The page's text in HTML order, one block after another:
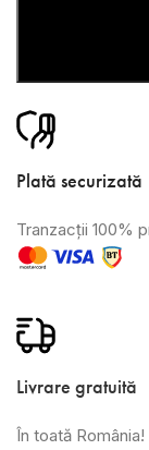
Plată securizată
Tranzacții 100%
Livrare gratuită
În toată România!